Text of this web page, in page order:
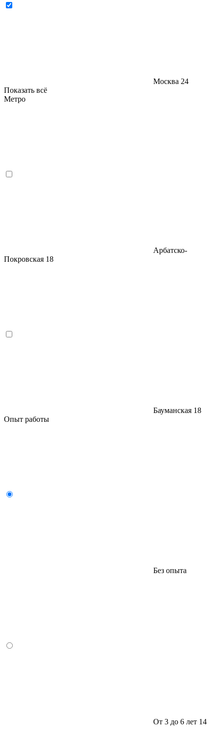
Москва 24
Показать всё
Метро
Арбатско-
Покровская 18
Бауманская 18
Опыт работы
Без опыта
От 3 до 6 лет 14